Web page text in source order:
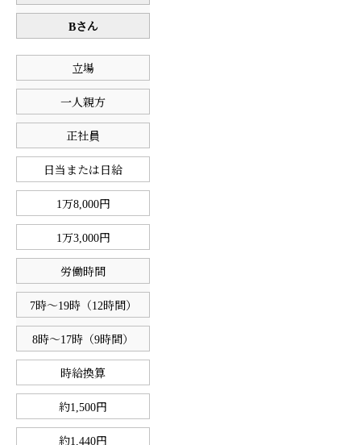
Bさん
立場
一人親方
正社員
日当または日給
1万8,000円
1万3,000円
労働時間
7時〜19時（12時間）
8時〜17時（9時間）
時給換算
約1,500円
約1,440円